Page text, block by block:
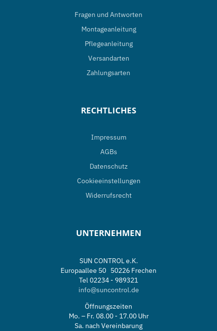
Fragen und Antworten
Montageanleitung
Pflegeanleitung
Versandarten
Zahlungsarten
RECHTLICHES
Impressum
AGBs
Datenschutz
Cookieeinstellungen
Widerrufsrecht
UNTERNEHMEN
SUN CONTROL e.K.
Europaallee 50 50226 Frechen
Tel 02234 - 989321
info@suncontrol.de
Öffnungszeiten
Mo. – Fr. 08.00 - 17.00 Uhr
Sa. nach Vereinbarung